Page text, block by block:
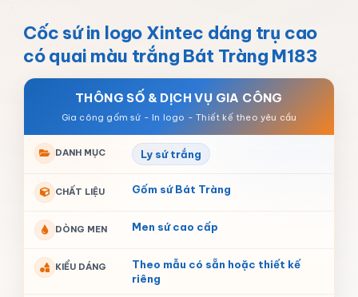
Cốc sứ in logo Xintec dáng trụ cao
có quai màu trắng Bát Tràng M183
THÔNG SỐ & DỊCH VỤ GIA CÔNG
DANH MỤC Ly sứ trắng
CHẤT LIỆU Gốm sứ Bát Tràng
DÒNG MEN Men sứ cao cấp
KIỂU DÁNG
Theo mẫu có sẵn hoặc thiết kế
riêng